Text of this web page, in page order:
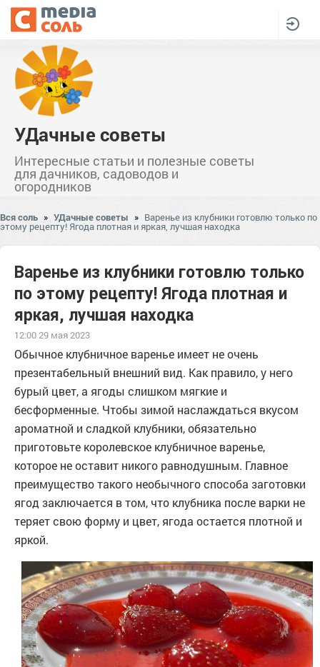
УДачные советы
Интересные статьи и полезные советы
для дачников, садоводов и
огородников
Вся соль » УДачные советы » Варенье из клубники готовлю только по
этому рецепту! Ягода плотная и яркая, лучшая находка
Варенье из клубники готовлю только
по этому рецепту! Ягода плотная и
яркая, лучшая находка
12:00 29 мая 2023
Обычное клубничное варенье имеет не очень
презентабельный внешний вид. Как правило, у него
бурый цвет, а ягоды слишком мягкие и
бесформенные. Чтобы зимой наслаждаться вкусом
ароматной и сладкой клубники, обязательно
приготовьте королевское клубничное варенье,
которое не оставит никого равнодушным. Главное
преимущество такого необычного способа заготовки
ягод заключается в том, что клубника после варки не
теряет свою форму и цвет, ягода остается плотной и
яркой.